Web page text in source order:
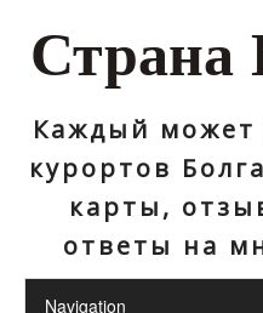
Страна
Каждый может
курортов
карты,
ответы на